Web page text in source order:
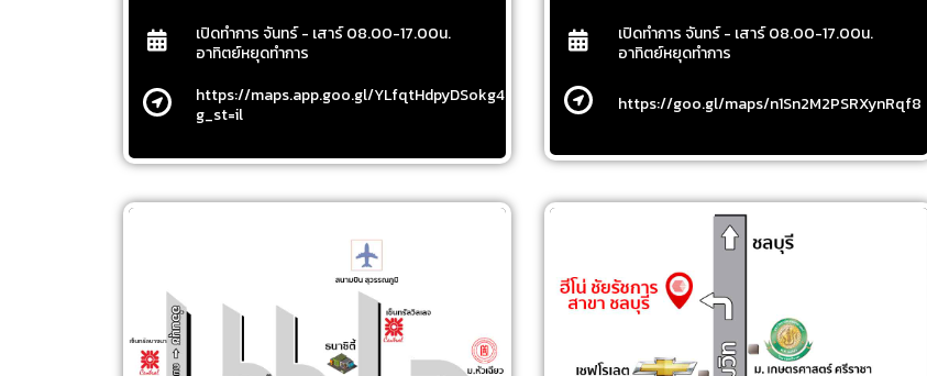
เปิดทำการ จันทร์ - เสาร์ 08.00-17.00น.
อาทิตย์หยุดทำการ
https://maps.app.goo.gl/YLfqtHdpyDSokg4q7?
g_st=il
เปิดทำการ จันทร์ - เสาร์ 08.00-17.00น.
อาทิตย์หยุดทำการ
https://goo.gl/maps/n1Sn2M2PSRXynRqf8